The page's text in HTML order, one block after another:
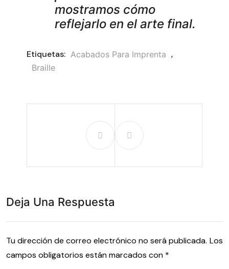
mostramos cómo
reflejarlo en el arte final.
Etiquetas: Acabados Para Imprenta ,
Braille
Deja Una Respuesta
Tu dirección de correo electrónico no será publicada. Los
campos obligatorios están marcados con *